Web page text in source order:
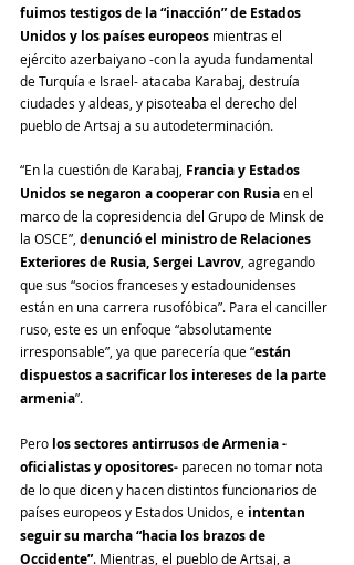
fuimos testigos de la “inacción” de Estados
Unidos y los países europeos mientras el
ejército azerbaiyano -con la ayuda fundamental
de Turquía e Israel- atacaba Karabaj, destruía
ciudades y aldeas, y pisoteaba el derecho del
pueblo de Artsaj a su autodeterminación.
“En la cuestión de Karabaj, Francia y Estados
Unidos se negaron a cooperar con Rusia en el
marco de la copresidencia del Grupo de Minsk de
la OSCE”, denunció el ministro de Relaciones
Exteriores de Rusia, Sergei Lavrov , agregando
que sus “socios franceses y estadounidenses
están en una carrera rusofóbica”. Para el canciller
ruso, este es un enfoque “absolutamente
irresponsable”, ya que parecería que “están
dispuestos a sacrificar los intereses de la parte
armenia”.
Pero los sectores antirrusos de Armenia -
oficialistas y opositores- parecen no tomar nota
de lo que dicen y hacen distintos funcionarios de
países europeos y Estados Unidos, e intentan
seguir su marcha “hacia los brazos de
Occidente”. Mientras, el pueblo de Artsaj, a